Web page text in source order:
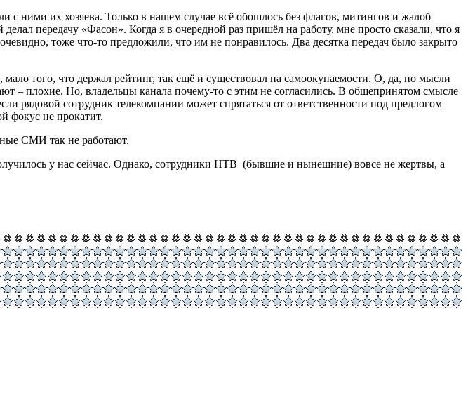
ними их хозяева. Только в нашем случае всё обошлось без флагов, митингов и жалоб
передачу «Фасон». Когда я в очередной раз пришёл на работу, мне просто сказали, что я
тоже что-то предложили, что им не понравилось. Два десятка передач было закрыто
того, что держал рейтинг, так ещё и существовал на самоокупаемости. О, да, по мысли
– плохие. Но, владельцы канала почему-то с этим не согласились. В общепринятом смысле
сотрудник телекомпании может спрятаться от ответственности под предлогом
фокус не прокатит.
СМИ так не работают.
у нас сейчас. Однако, сотрудники НТВ (бывшие и нынешние) вовсе не жертвы, а